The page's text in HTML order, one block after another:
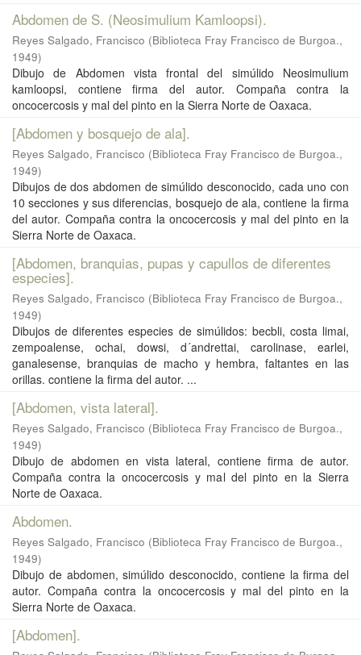
Abdomen de S. (Neosimulium Kamloopsi).
Reyes Salgado, Francisco (Biblioteca Fray Francisco de Burgoa.,
1949)
Dibujo de Abdomen vista frontal del simúlido Neosimulium
kamloopsi, contiene firma del autor. Compaña contra la
oncocercosis y mal del pinto en la Sierra Norte de Oaxaca.
[Abdomen y bosquejo de ala].
Reyes Salgado, Francisco (Biblioteca Fray Francisco de Burgoa.,
1949)
Dibujos de dos abdomen de simúlido desconocido, cada uno con
10 secciones y sus diferencias, bosquejo de ala, contiene la firma
del autor. Compaña contra la oncocercosis y mal del pinto en la
Sierra Norte de Oaxaca.
[Abdomen, branquias, pupas y capullos de diferentes
especies].
Reyes Salgado, Francisco (Biblioteca Fray Francisco de Burgoa.,
1949)
Dibujos de diferentes especies de simúlidos: becbli, costa limai,
zempoalense, ochai, dowsi, d´andrettai, carolinase, earlei,
ganalesense, branquias de macho y hembra, faltantes en las
orillas. contiene la firma del autor. ...
[Abdomen, vista lateral].
Reyes Salgado, Francisco (Biblioteca Fray Francisco de Burgoa.,
1949)
Dibujo de abdomen en vista lateral, contiene firma de autor.
Compaña contra la oncocercosis y mal del pinto en la Sierra
Norte de Oaxaca.
Abdomen.
Reyes Salgado, Francisco (Biblioteca Fray Francisco de Burgoa.,
1949)
Dibujo de abdomen, simúlido desconocido, contiene la firma del
autor. Compaña contra la oncocercosis y mal del pinto en la
Sierra Norte de Oaxaca.
[Abdomen].